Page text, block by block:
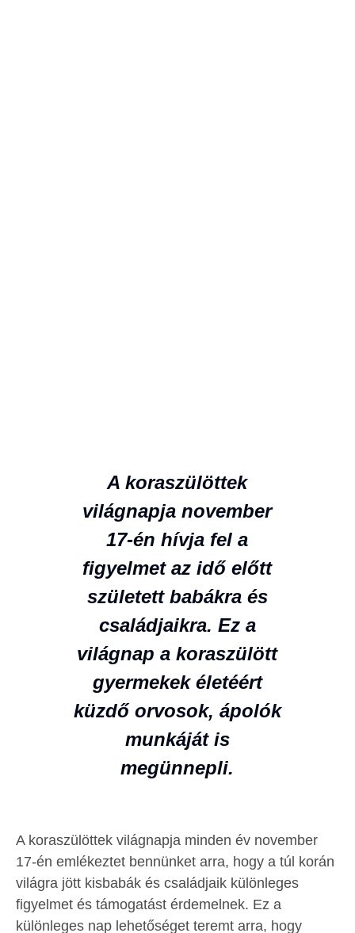
A koraszülöttek
világnapja november
17-én hívja fel a
figyelmet az idő előtt
született babákra és
családjaikra. Ez a
világnap a koraszülött
gyermekek életéért
küzdő orvosok, ápolók
munkáját is
megünnepli.
A koraszülöttek világnapja minden év november
17-én emlékeztet bennünket arra, hogy a túl korán
világra jött kisbabák és családjaik különleges
figyelmet és támogatást érdemelnek. Ez a
különleges nap lehetőséget teremt arra, hogy